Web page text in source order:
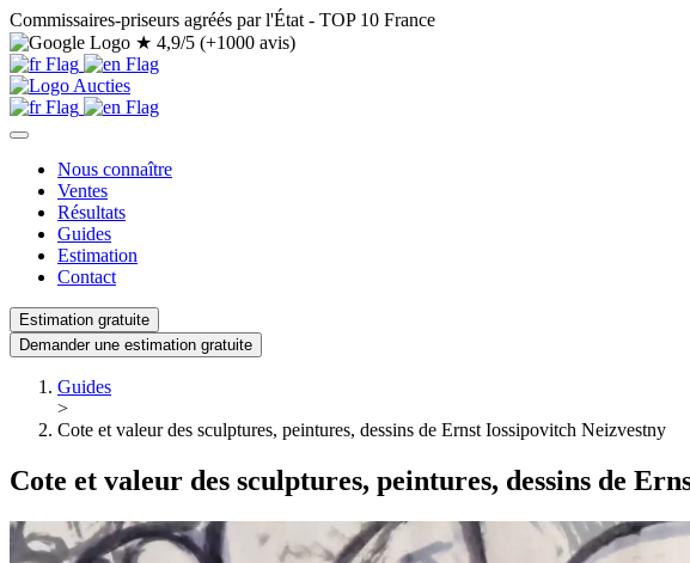
Commissaires-priseurs agréés par l'État - TOP 10 France
★ 4,9/5 (+1000 avis)
Nous connaître
Ventes
Résultats
Guides
Estimation
Contact
Estimation gratuite
Demander une estimation gratuite
Guides
>
Cote et valeur des sculptures, peintures, dessins de Ernst Iossipovitch Neizvestny
Cote et valeur des sculptures, peintures, dessins de